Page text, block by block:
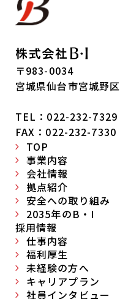
〒983-0034
宮城県仙台市宮城野
TEL：022-232-7329
FAX：022-232-7330
TOP
事業内容
会社情報
拠点紹介
安全への取り組み
2035年のB・I
採用情報
仕事内容
福利厚生
未経験の方へ
キャリアプラン
社員インタビュー